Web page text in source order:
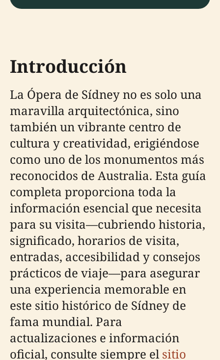
Introducción
La Ópera de Sídney no es solo una
maravilla arquitectónica, sino
también un vibrante centro de
cultura y creatividad, erigiéndose
como uno de los monumentos más
reconocidos de Australia. Esta guía
completa proporciona toda la
información esencial que necesita
para su visita—cubriendo historia,
significado, horarios de visita,
entradas, accesibilidad y consejos
prácticos de viaje—para asegurar
una experiencia memorable en
este sitio histórico de Sídney de
fama mundial. Para
actualizaciones e información
oficial, consulte siempre elsitio